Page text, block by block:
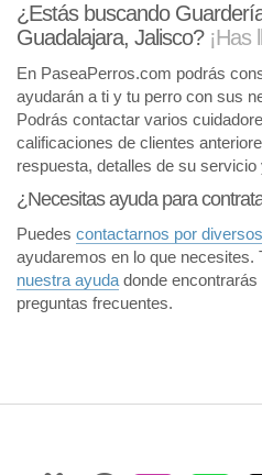
¿Estás buscando
Guadalajara, Jalisco? ¡Has
En PaseaPerros.com podrás
ayudarán a ti y tu perro con sus
Podrás contactar varios
calificaciones de clientes
respuesta, detalles de su servicio
¿Necesitas ayuda para
Puedes contactarnos por
ayudaremos en lo que necesites.
nuestra ayuda donde
preguntas frecuentes.